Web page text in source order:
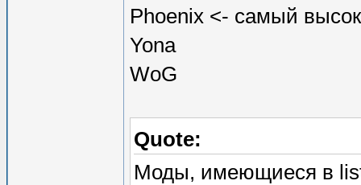
Phoenix <- самый
Yona
WoG
Quote:
Моды, имеющиеся в